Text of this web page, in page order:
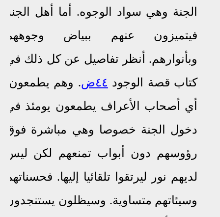
الجنة وهي سواد الوجوه. أما أهل الجنة
فيتميزون عنهم ببياض وجوههم
وبأنوارهم. أنظر تفاصيل عن كل ذلك في
كتاب قصة الوجود ٤٤ض . وهم يطمعون:
أي أصحاب الأعراف يطمعون يومئذ في
دخول الجنة خصوصا وهي مباشرة فوق
رؤوسهم دون أبواب تمنعهم لكن ليس
لديهم نور ليرتقوا تلقائيا إليها. فحسناتهم
وسيئاتهم متساوية. وسيظلون يستنجدون